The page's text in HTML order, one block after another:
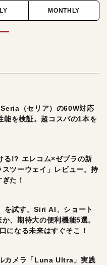
MONTHLY
（セリア）の60W対応
能を検証。超コスパの1本を
る!? エレコム×ゼブラの新
ツーウェイ」レビュー。持
た！
を試す。Siri AI、ショート
、期待大の便利機能5選。
になる未来はすぐそこ！
カメラ「Luna Ultra」実践